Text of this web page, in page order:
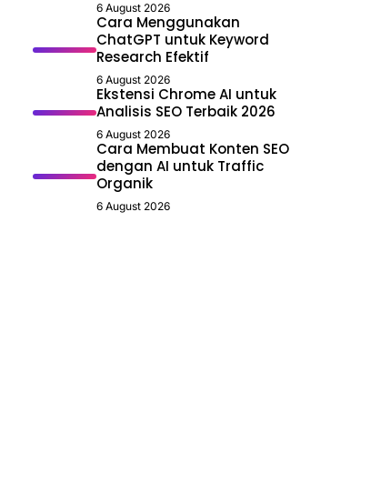
6 August 2026
Cara Menggunakan
ChatGPT untuk Keyword
Research Efektif
6 August 2026
Ekstensi Chrome AI untuk
Analisis SEO Terbaik 2026
6 August 2026
Cara Membuat Konten SEO
dengan AI untuk Traffic
Organik
6 August 2026